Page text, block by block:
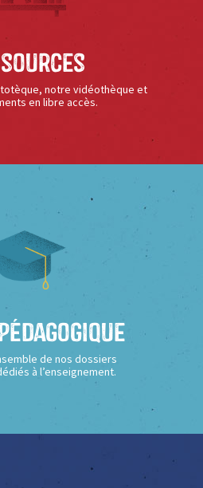
notre vidéothèque et
en libre accès.
de nos dossiers
à l’enseignement.